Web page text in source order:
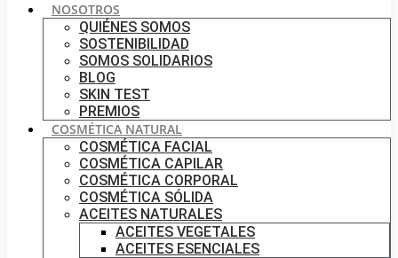
NOSOTROS
QUIÉNES SOMOS
SOSTENIBILIDAD
SOMOS SOLIDARIOS
BLOG
SKIN TEST
PREMIOS
COSMÉTICA NATURAL
COSMÉTICA FACIAL
COSMÉTICA CAPILAR
COSMÉTICA CORPORAL
COSMÉTICA SÓLIDA
ACEITES NATURALES
ACEITES VEGETALES
ACEITES ESENCIALES